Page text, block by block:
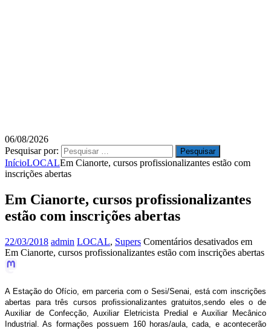
06/08/2026
Pesquisar por:
InícioLOCALEm Cianorte, cursos profissionalizantes estão com
inscrições abertas
Em Cianorte, cursos profissionalizantes
estão com inscrições abertas
22/03/2018 admin LOCAL, Supers Comentários desativados em
Em Cianorte, cursos profissionalizantes estão com inscrições abertas
A Estação do Ofício, em parceria com o Sesi/Senai, está com inscrições
abertas para três cursos profissionalizantes gratuitos,sendo eles o de
Auxiliar de Confecção, Auxiliar Eletricista Predial e Auxiliar Mecânico
Industrial. As formações possuem 160 horas/aula, cada, e acontecerão